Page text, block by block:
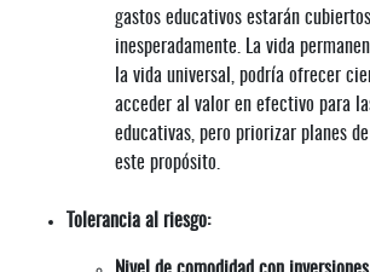
gastos educativos estarán
inesperadamente. La vida
la vida universal, podría ofrecer
acceder al valor en efectivo para
educativas, pero priorizar planes
este propósito.
Tolerancia al riesgo: